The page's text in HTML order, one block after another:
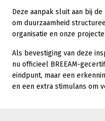
Deze aanpak sluit aan bij
om duurzaamheid
organisatie en onze
Als bevestiging van deze
nu officieel BREEAM-
eindpunt, maar een
en een extra stimulans om